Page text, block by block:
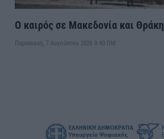
Ο καιρός σε Μακεδονία και Θράκη
Παρασκευή, 7 Αυγούστου 2026 9:40 ΠΜ